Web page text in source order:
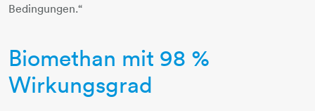
Bedingungen.“
Biomethan mit 98 %
Wirkungsgrad